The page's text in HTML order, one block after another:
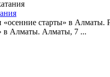
старты» в
в Алматы. Алматы, 7 ...